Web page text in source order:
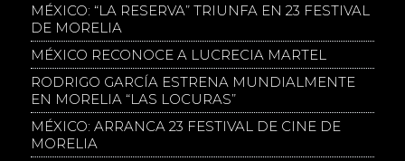
MÉXICO: “LA RESERVA” TRIUNFA EN 23 FESTIVAL
DE MORELIA
MÉXICO RECONOCE A LUCRECIA MARTEL
RODRIGO GARCÍA ESTRENA MUNDIALMENTE
EN MORELIA “LAS LOCURAS”
MÉXICO: ARRANCA 23 FESTIVAL DE CINE DE
MORELIA